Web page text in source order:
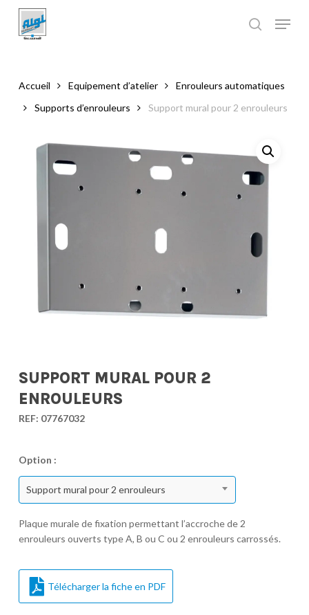
main
Accueil Equipement d’atelier
Enrouleurs automatiques
Supports d’enrouleurs
Support mural pour 2 enrouleurs
SUPPORT MURAL POUR 2
ENROULEURS
REF: 07767032
Option :
Support mural pour 2 enrouleurs
Plaque murale de fixation permettant l’accroche de 2
enrouleurs ouverts type A, B ou C ou 2 enrouleurs carrossés.
Télécharger la fiche en PDF